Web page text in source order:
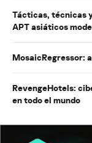
Tácticas, técnicas
APT asiáticos
MosaicRegressor:
RevengeHotels:
en todo el mundo